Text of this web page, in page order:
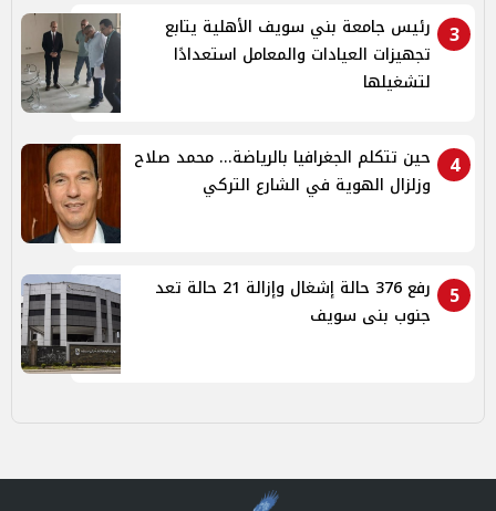
3
رئيس جامعة بني سويف الأهلية يتابع
تجهيزات العيادات والمعامل استعدادًا
لتشغيلها
4
حين تتكلم الجغرافيا بالرياضة... محمد صلاح
وزلزال الهوية في الشارع التركي
5
رفع 376 حالة إشغال وإزالة 21 حالة تعد
جنوب بنى سويف